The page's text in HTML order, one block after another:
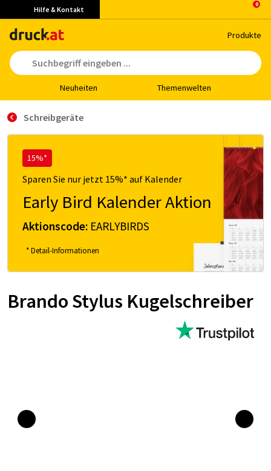
Hilfe & Kontakt
Pro­duk­te
Neu­hei­ten The­men­wel­ten
Schreibgeräte
15%*
Sparen Sie nur jetzt 15%* auf Kalender
Early Bird Kalender Aktion
Aktionscode: EARLYBIRDS
* Detail-Informationen
Brando Stylus Kugelschreiber